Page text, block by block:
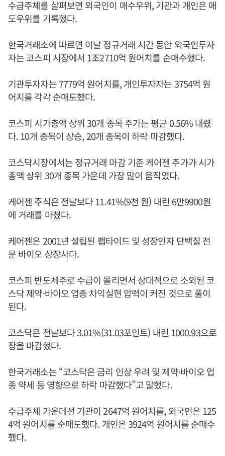
수급주체를 살펴보면 외국인이 매수우위, 기관과 개인은 매
도우위를 기록했다.
한국거래소에 따르면 이날 정규거래 시간 동안 외국인투자
자는 코스피 시장에서 1조2710억 원어치를 순매수했다.
기관투자자는 7779억 원어치를, 개인투자자는 3754억 원
어치를 각각 순매도했다.
코스피 시가총액 상위 30개 종목 주가는 평균 0.56% 내렸
다. 10개 종목이 상승, 20개 종목이 하락 마감했다.
코스닥시장에서는 정규거래 마감 기준 케어젠 주가가 시가
총액 상위 30개 종목 가운데 가장 많이 움직였다.
케어젠 주식은 전날보다 11.41%(9천 원) 내린 6만9900원
에 거래를 마쳤다.
케어젠은 2001년 설립된 펩타이드 및 성장인자 단백질 전
문 바이오 상장사다.
코스피 반도체주로 수급이 몰리면서 상대적으로 소외된 코
스닥 제약·바이오 업종 차익실현 압력이 커진 것으로 풀이
된다.
코스닥은 전날보다 3.01%(31.03포인트) 내린 1000.93으로
장을 마감했다.
한국거래소는 “코스닥은 금리 인상 우려 및 제약·바이오 업
종 약세 등 영향으로 하락 마감했다”고 말했다.
수급주체 가운데선 기관이 2647억 원어치를, 외국인은 125
4억 원어치를 순매도했다. 개인은 3924억 원어치를 순매수
했다.